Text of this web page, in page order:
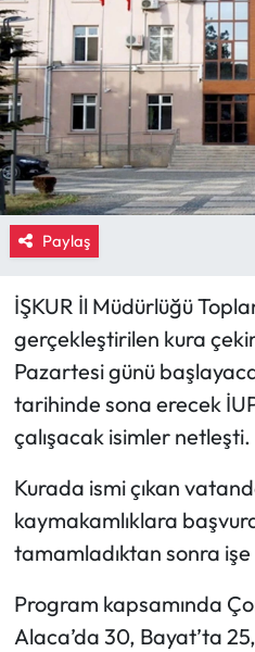
Paylaş
İŞKUR İl Müdürlüğü
gerçekleştirilen kura
Pazartesi günü
tarihinde sona erecek
çalışacak isimler netleşti.
Kurada ismi çıkan
kaymakamlıklara
tamamladıktan sonra
Program kapsamında
Alaca’da 30, Bayat’ta
Eğitim
Ekonomi
Güncel
İskilip Haberleri
Kargı Haberleri
Kimdir?
Kültür Sanat
Laçin Haberleri
Mecitözü Haberleri
Oğuzlar Haberleri
Ortaköy Haberleri